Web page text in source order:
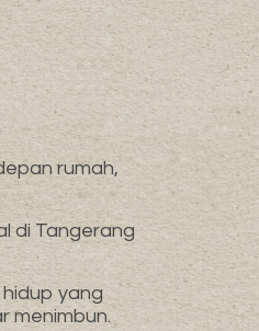
rumah,
di Tangerang
yang
menimbun.